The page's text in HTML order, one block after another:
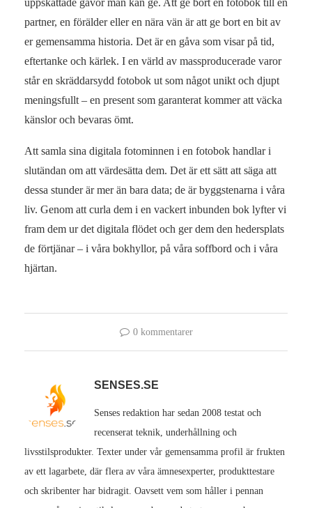
uppskattade gåvor man kan ge. Att ge bort en fotobok till en
partner, en förälder eller en nära vän är att ge bort en bit av
er gemensamma historia. Det är en gåva som visar på tid,
eftertanke och kärlek. I en värld av massproducerade varor
står en skräddarsydd fotobok ut som något unikt och djupt
meningsfullt – en present som garanterat kommer att väcka
känslor och bevaras ömt.
Att samla sina digitala fotominnen i en fotobok handlar i
slutändan om att värdesätta dem. Det är ett sätt att säga att
dessa stunder är mer än bara data; de är byggstenarna i våra
liv. Genom att curla dem i en vackert inbunden bok lyfter vi
fram dem ur det digitala flödet och ger dem den hedersplats
de förtjänar – i våra bokhyllor, på våra soffbord och i våra
hjärtan.
0 kommentarer
SENSES.SE
Senses redaktion har sedan 2008 testat och
recenserat teknik, underhållning och
livsstilsprodukter. Texter under vår gemensamma profil är frukten
av ett lagarbete, där flera av våra ämnesexperter, produkttestare
och skribenter har bidragit. Oavsett vem som håller i pennan